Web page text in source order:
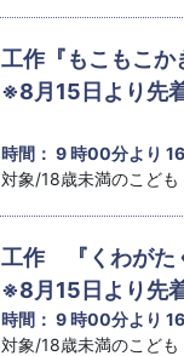
工作『もこもこか
※8月15日より先
時間： 9 時00分より
対象/18歳未満のこど
工作 『くわがた
※8月15日より先
時間： 9 時00分より
対象/18歳未満のこど